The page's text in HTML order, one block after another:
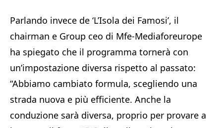
Parlando invece de ‘L’Isola dei Famosi’, il
chairman e Group ceo di Mfe-Mediaforeurope
ha spiegato che il programma tornerà con
un’impostazione diversa rispetto al passato:
“Abbiamo cambiato formula, scegliendo una
strada nuova e più efficiente. Anche la
conduzione sarà diversa, proprio per provare a